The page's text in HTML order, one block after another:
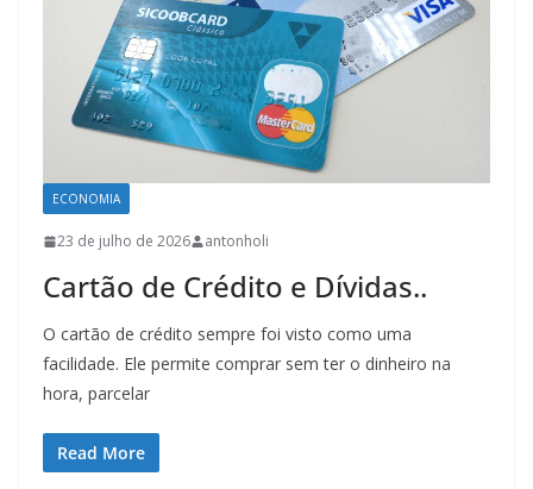
ECONOMIA
23 de julho de 2026 antonholi
Cartão de Crédito e Dívidas..
O cartão de crédito sempre foi visto como uma
facilidade. Ele permite comprar sem ter o dinheiro na
hora, parcelar
Read More